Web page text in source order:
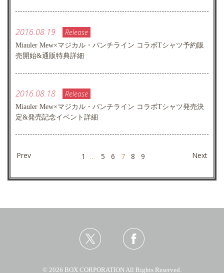
2016.08.19 Release
Miauler Mew×マジカル・パンチライン コラボTシャツ予約販
売開始&通販特典詳細
2016.08.18 Release
Miauler Mew×マジカル・パンチライン コラボTシャツ発売決
定&発売記念イベント詳細
Prev 1 … 5 6 7 8 9 Next
© 2026 BOX CORPORATION All Rights Reserved.